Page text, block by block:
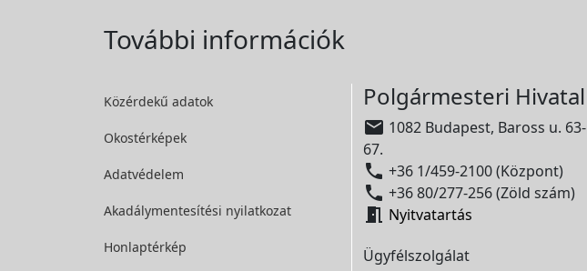
További információk
Közérdekű adatok
Okostérképek
Adatvédelem
Akadálymentesítési nyilatkozat
Honlaptérkép
Polgármesteri Hivatal
 1082 Budapest, Baross u. 63-
67.
 +36 1/459-2100 (Központ)
 +36 80/277-256 (Zöld szám)
 Nyitvatartás
Ügyfélszolgálat